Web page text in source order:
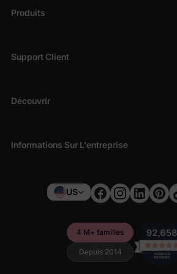
Produits
Support Client
Découvrir
Informations Sur L'entreprise
US
4 M+ familles
Depuis 2014